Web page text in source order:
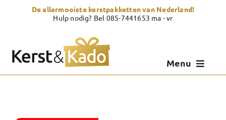
De allermooiste kerstpakketten van Nederland!
Hulp nodig? Bel 085-7441653 ma - vr
Menu